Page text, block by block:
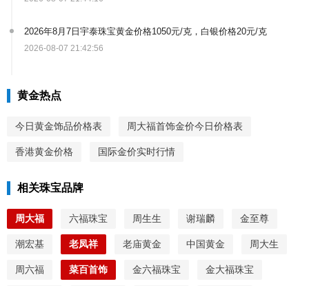
2026年8月7日宇泰珠宝黄金价格1050元/克，白银价格20元/克
2026-08-07 21:42:56
黄金热点
今日黄金饰品价格表 周大福首饰金价今日价格表
香港黄金价格 国际金价实时行情
相关珠宝品牌
周大福 六福珠宝 周生生 谢瑞麟 金至尊
潮宏基 老凤祥 老庙黄金 中国黄金 周大生
周六福 菜百首饰 金六福珠宝 金大福珠宝